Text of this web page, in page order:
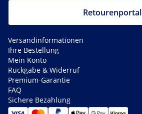
Retourenportal
Versandinformationen
Ihre Bestellung
Mein Konto
Rückgabe & Widerruf
Premium-Garantie
FAQ
Sichere Bezahlung